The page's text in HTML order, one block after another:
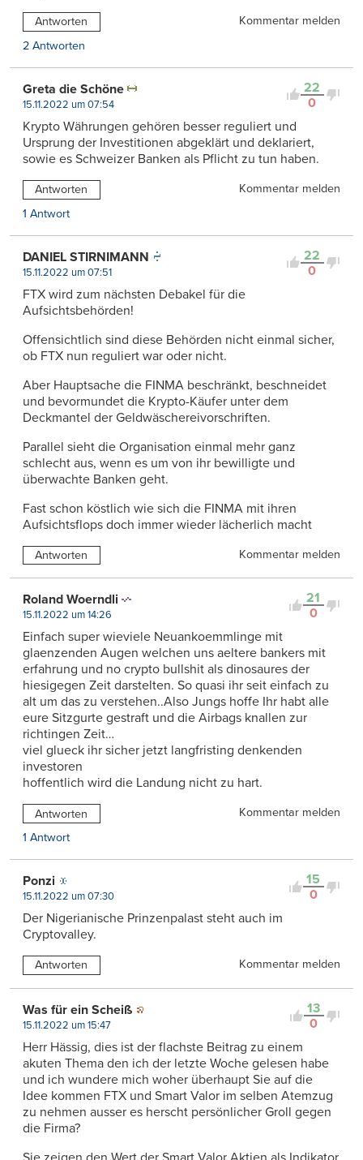
Antworten
Kommentar melden
2 Antworten
22
0
Greta die Schöne
15.11.2022 um 07:54
Krypto Währungen gehören besser reguliert und
Ursprung der Investitionen abgeklärt und deklariert,
sowie es Schweizer Banken als Pflicht zu tun haben.
Antworten
Kommentar melden
1 Antwort
22
0
DANIEL STIRNIMANN
15.11.2022 um 07:51
FTX wird zum nächsten Debakel für die
Aufsichtsbehörden!
Offensichtlich sind diese Behörden nicht einmal sicher,
ob FTX nun reguliert war oder nicht.
Aber Hauptsache die FINMA beschränkt, beschneidet
und bevormundet die Krypto-Käufer unter dem
Deckmantel der Geldwäschereivorschriften.
Parallel sieht die Organisation einmal mehr ganz
schlecht aus, wenn es um von ihr bewilligte und
überwachte Banken geht.
Fast schon köstlich wie sich die FINMA mit ihren
Aufsichtsflops doch immer wieder lächerlich macht
Antworten Kommentar melden
21
0
Roland Woerndli
15.11.2022 um 14:26
Einfach super wieviele Neuankoemmlinge mit
glaenzenden Augen welchen uns aeltere bankers mit
erfahrung und no crypto bullshit als dinosaures der
hiesigegen Zeit darstelten. So quasi ihr seit einfach zu
alt um das zu verstehen..Also Jungs hoffe Ihr habt alle
eure Sitzgurte gestraft und die Airbags knallen zur
richtingen Zeit…
viel glueck ihr sicher jetzt langfristing denkenden
investoren
hoffentlich wird die Landung nicht zu hart.
Antworten
Kommentar melden
1 Antwort
15
0
Ponzi
15.11.2022 um 07:30
Der Nigerianische Prinzenpalast steht auch im
Cryptovalley.
Antworten Kommentar melden
13
0
Was für ein Scheiß
15.11.2022 um 15:47
Herr Hässig, dies ist der flachste Beitrag zu einem
akuten Thema den ich der letzte Woche gelesen habe
und ich wundere mich woher überhaupt Sie auf die
Idee kommen FTX und Smart Valor im selben Atemzug
zu nehmen ausser es herscht persönlicher Groll gegen
die Firma?